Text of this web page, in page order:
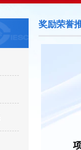
奖励荣誉